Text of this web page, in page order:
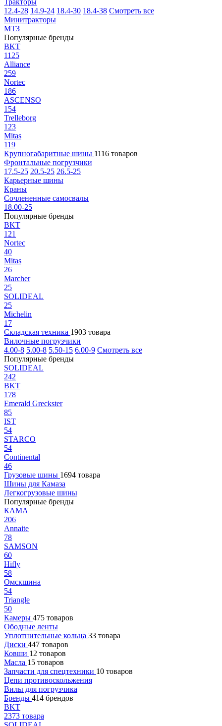
Тракторы
12.4-28 14.9-24 18.4-30 18.4-38 Смотреть все
Минитракторы
МТЗ
Популярные бренды
BKT
1125
Alliance
259
Nortec
186
ASCENSO
154
Trelleborg
123
Mitas
119
Крупногабаритные шины 1116 товаров
Фронтальные погрузчики
17.5-25 20.5-25 26.5-25
Карьерные шины
Краны
Сочлененные самосвалы
18.00-25
Популярные бренды
BKT
121
Nortec
40
Mitas
26
Marcher
25
SOLIDEAL
25
Michelin
17
Складская техника 1903 товара
Вилочные погрузчики
4.00-8 5.00-8 5.50-15 6.00-9 Смотреть все
Популярные бренды
SOLIDEAL
242
BKT
178
Emerald Greckster
85
IST
54
STARCO
54
Continental
46
Грузовые шины 1694 товара
Шины для Камаза
Легкогрузовые шины
Популярные бренды
КАМА
206
Annaite
78
SAMSON
60
Hifly
58
Омскшина
54
Triangle
50
Камеры 475 товаров
Ободные ленты
Уплотнительные кольца 33 товара
Диски 447 товаров
Ковши 12 товаров
Масла 15 товаров
Запчасти для спецтехники 10 товаров
Цепи противоскольжения
Вилы для погрузчика
Бренды 414 брендов
BKT
2373 товара